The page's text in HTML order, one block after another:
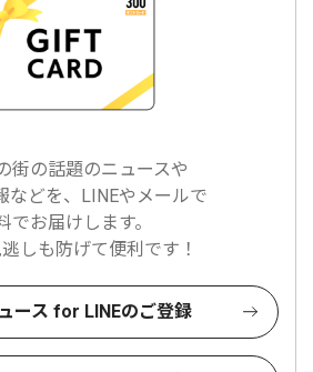
街の話題のニュースや
などを、LINEやメールで
でお届けします。
しも防げて便利です！
ース for LINEのご登録